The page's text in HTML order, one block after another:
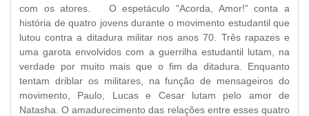
com os atores. O espetáculo “Acorda, Amor!” conta a
história de quatro jovens durante o movimento estudantil que
lutou contra a ditadura militar nos anos 70. Três rapazes e
uma garota envolvidos com a guerrilha estudantil lutam, na
verdade por muito mais que o fim da ditadura. Enquanto
tentam driblar os militares, na função de mensageiros do
movimento, Paulo, Lucas e Cesar lutam pelo amor de
Natasha. O amadurecimento das relações entre esses quatro